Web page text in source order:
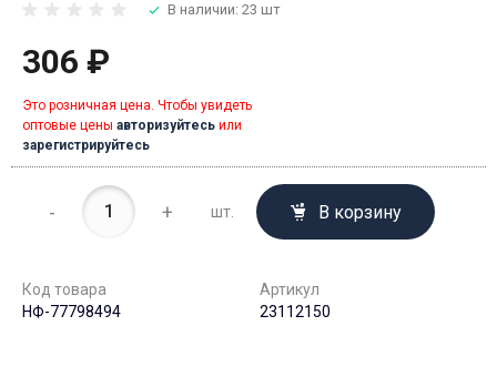
В наличии: 23 шт
306 ₽
Это розничная цена. Чтобы увидеть
оптовые цены авторизуйтесь или
зарегистрируйтесь
- + шт. В корзину
Код товара
НФ-77798494
Артикул
23112150